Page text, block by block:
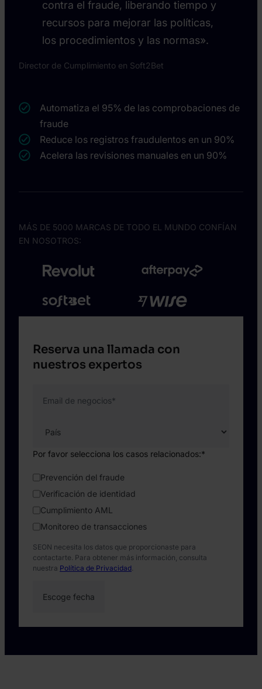
contra el fraude, liberando tiempo y
recursos para mejorar las políticas,
los procedimientos y las normas».
Director de Cumplimiento en Soft2Bet
Automatiza el 95% de las comprobaciones de
fraude
Reduce los registros fraudulentos en un 90%
Acelera las revisiones manuales en un 90%
MÁS DE 5000 MARCAS DE TODO EL MUNDO CONFÍAN
EN NOSOTROS:
Reserva una llamada con
nuestros expertos
Email de negocios*
Por favor selecciona los casos relacionados:*
Prevención del fraude
Verificación de identidad
Cumplimiento AML
Monitoreo de transacciones
SEON necesita los datos que proporcionaste para
contactarte. Para obtener más información, consulta
nuestra Política de Privacidad